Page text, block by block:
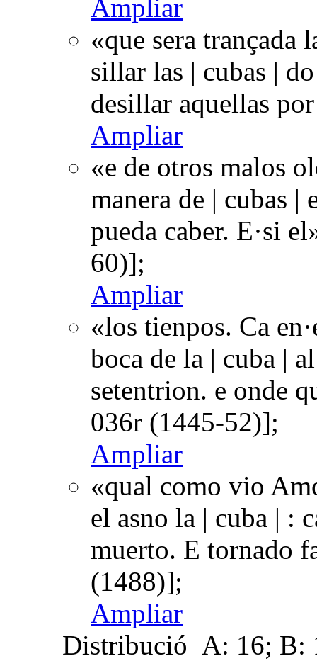
Ampliar
«que sera trançada
sillar las | cubas |
desillar aquellas
Ampliar
«e de otros malos
manera de | cubas
pueda caber. E·si
60)];
Ampliar
«los tienpos. Ca
boca de la | cuba |
setentrion. e onde
036r (1445-52)];
Ampliar
«qual como vio
el asno la | cuba | :
muerto. E tornado
(1488)];
Ampliar
Distribució A: 16; B: